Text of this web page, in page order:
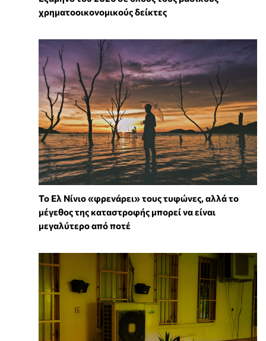
χρηματοοικονομικούς δείκτες
Το Ελ Νίνιο «φρενάρει» τους τυφώνες, αλλά το
μέγεθος της καταστροφής μπορεί να είναι
μεγαλύτερο από ποτέ